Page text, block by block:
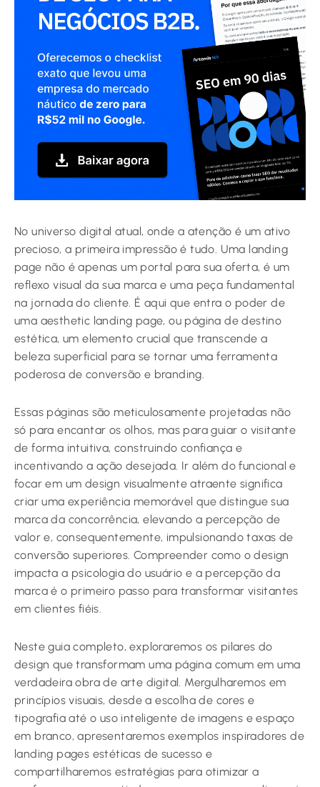
No universo digital atual, onde a atenção é um ativo
precioso, a primeira impressão é tudo. Uma landing
page não é apenas um portal para sua oferta, é um
reflexo visual da sua marca e uma peça fundamental
na jornada do cliente. É aqui que entra o poder de
uma aesthetic landing page, ou página de destino
estética, um elemento crucial que transcende a
beleza superficial para se tornar uma ferramenta
poderosa de conversão e branding.
Essas páginas são meticulosamente projetadas não
só para encantar os olhos, mas para guiar o visitante
de forma intuitiva, construindo confiança e
incentivando a ação desejada. Ir além do funcional e
focar em um design visualmente atraente significa
criar uma experiência memorável que distingue sua
marca da concorrência, elevando a percepção de
valor e, consequentemente, impulsionando taxas de
conversão superiores. Compreender como o design
impacta a psicologia do usuário e a percepção da
marca é o primeiro passo para transformar visitantes
em clientes fiéis.
Neste guia completo, exploraremos os pilares do
design que transformam uma página comum em uma
verdadeira obra de arte digital. Mergulharemos em
princípios visuais, desde a escolha de cores e
tipografia até o uso inteligente de imagens e espaço
em branco, apresentaremos exemplos inspiradores de
landing pages estéticas de sucesso e
compartilharemos estratégias para otimizar a